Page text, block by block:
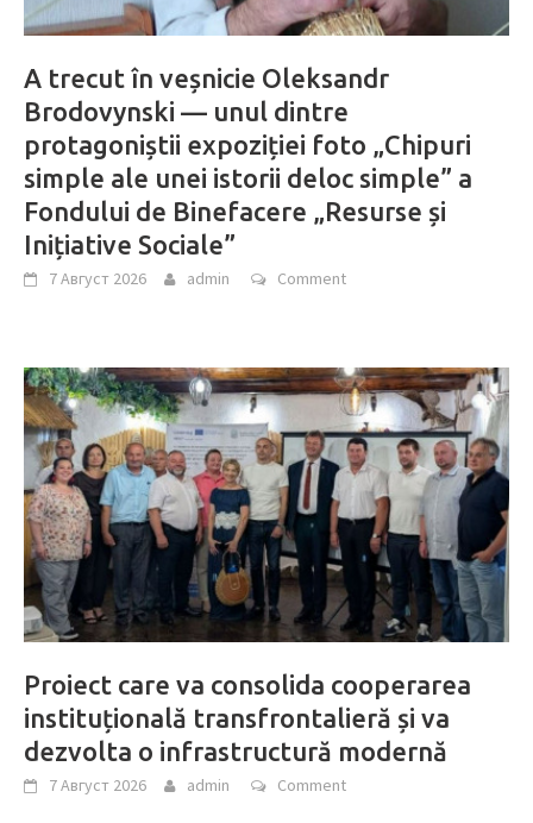
A trecut în veșnicie Oleksandr
Brodovynski — unul dintre
protagoniștii expoziției foto „Chipuri
simple ale unei istorii deloc simple” a
Fondului de Binefacere „Resurse și
Inițiative Sociale”
7 Август 2026 admin Comment
Proiect care va consolida cooperarea
instituțională transfrontalieră și va
dezvolta o infrastructură modernă
7 Август 2026 admin Comment